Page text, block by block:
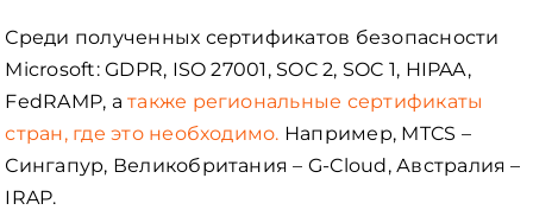
Среди полученных сертификатов безопасности
Microsoft: GDPR, ISO 27001, SOC 2, SOC 1, HIPAA,
FedRAMP, атакже региональные сертификаты
стран, где это необходимо. Например, MTCS –
Сингапур, Великобритания – G-Cloud, Австралия –
IRAP.